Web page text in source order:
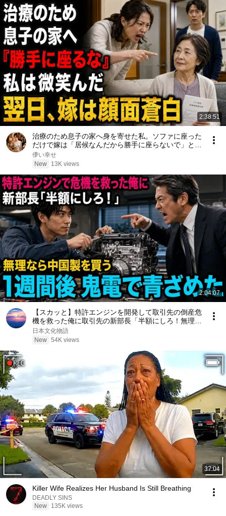
2:38:51
治療のため息子の家へ身を寄せた私。ソファに座った
だけで嫁は「居候なんだから勝手に座らないで」と怒
鳴った――私は微笑んで答えた。「その言葉、きっと
後悔しますよ」翌日、嫁は顔面蒼白になった……。
儚い幸せ
New
13K views
2:04:07
【スカッと】特許エンジンを開発して取引先の倒産危
機を救った俺に取引先の新部長「半額にしろ！無理な
ら中国製を買う」1週間後、部長から鬼電→俺「お宅
の競合と5倍で独占契約済みです」
日本文化物語
New 54K views
37:04
Killer Wife Realizes Her Husband Is Still Breathing
DEADLY SINS
New
135K views